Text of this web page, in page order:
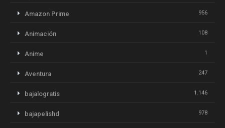
Amazon Prime 956
Animación 108
Anime 1
Aventura 247
bajalogratis 1.146
bajapelishd 978